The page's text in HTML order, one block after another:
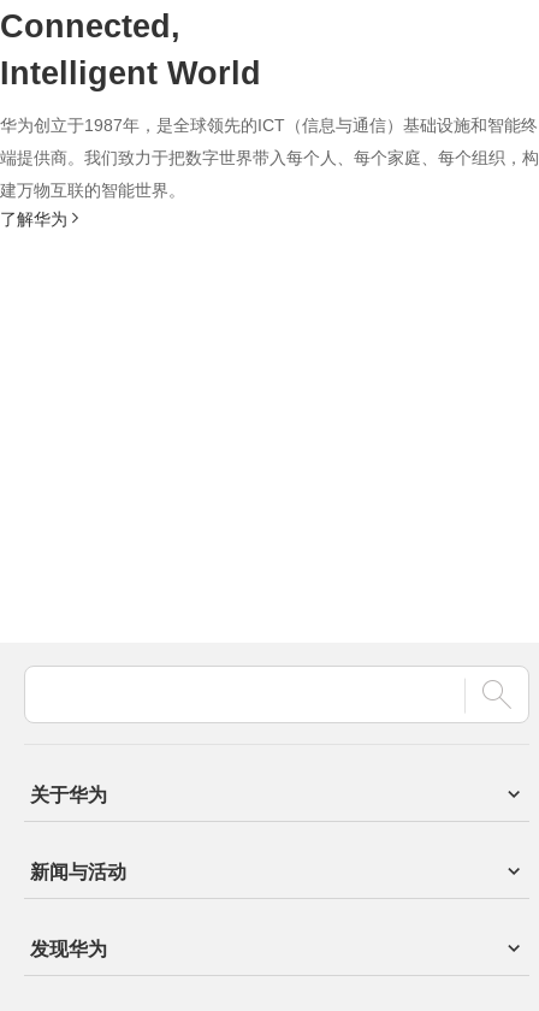
Connected,
Intelligent World
华为创立于1987年，是全球领先的ICT（信息与通信）基础设施和智能终
端提供商。我们致力于把数字世界带入每个人、每个家庭、每个组织，构
建万物互联的智能世界。
了解华为
关于华为
新闻与活动
发现华为